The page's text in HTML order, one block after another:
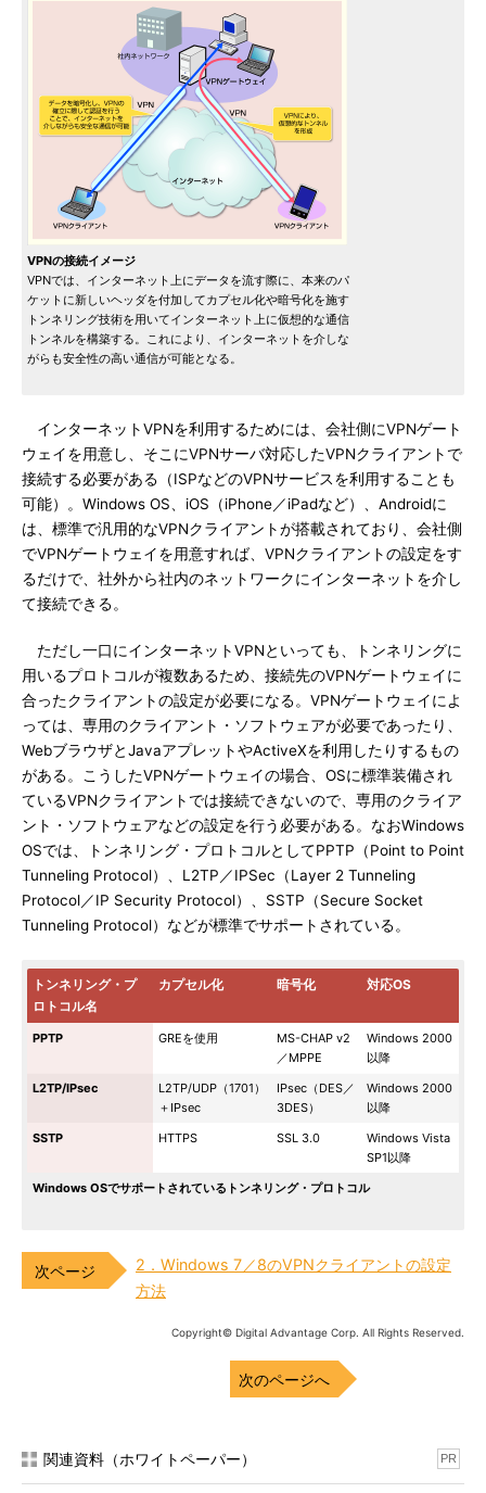
VPNの接続イメージ
VPNでは、インターネット上にデータを流す際に、本来のパ
ケットに新しいヘッダを付加してカプセル化や暗号化を施す
トンネリング技術を用いてインターネット上に仮想的な通信
トンネルを構築する。これにより、インターネットを介しな
がらも安全性の高い通信が可能となる。
インターネットVPNを利用するためには、会社側にVPNゲート
ウェイを用意し、そこにVPNサーバ対応したVPNクライアントで
接続する必要がある（ISPなどのVPNサービスを利用することも
可能）。Windows OS、iOS（iPhone／iPadなど）、Androidに
は、標準で汎用的なVPNクライアントが搭載されており、会社側
でVPNゲートウェイを用意すれば、VPNクライアントの設定をす
るだけで、社外から社内のネットワークにインターネットを介し
て接続できる。
ただし一口にインターネットVPNといっても、トンネリングに
用いるプロトコルが複数あるため、接続先のVPNゲートウェイに
合ったクライアントの設定が必要になる。VPNゲートウェイによ
っては、専用のクライアント・ソフトウェアが必要であったり、
WebブラウザとJavaアプレットやActiveXを利用したりするもの
がある。こうしたVPNゲートウェイの場合、OSに標準装備され
ているVPNクライアントでは接続できないので、専用のクライア
ント・ソフトウェアなどの設定を行う必要がある。なおWindows
OSでは、トンネリング・プロトコルとしてPPTP（Point to Point
Tunneling Protocol）、L2TP／IPSec（Layer 2 Tunneling
Protocol／IP Security Protocol）、SSTP（Secure Socket
Tunneling Protocol）などが標準でサポートされている。
トンネリング・プ
ロトコル名
カプセル化 暗号化 対応OS
PPTP GREを使用
MS-CHAP v2
／MPPE
Windows 2000
以降
L2TP/IPsec
L2TP/UDP（1701）
＋IPsec
IPsec（DES／
3DES）
Windows 2000
以降
SSTP
HTTPS SSL 3.0
Windows Vista
SP1以降
Windows OSでサポートされているトンネリング・プロトコル
2．Windows 7／8のVPNクライアントの設定
方法
Copyright© Digital Advantage Corp. All Rights Reserved.
次のページへ
関連資料（ホワイトペーパー） PR